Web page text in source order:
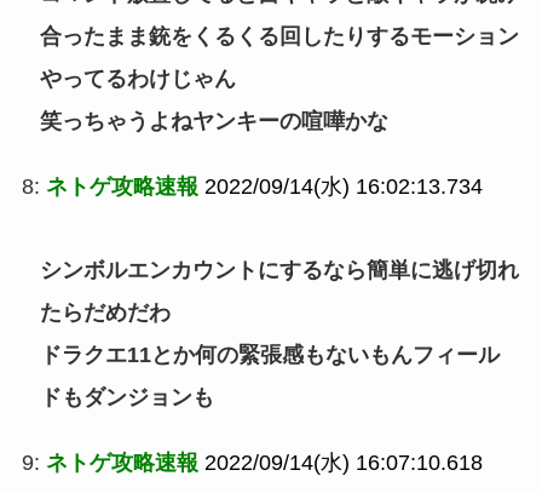
合ったまま銃をくるくる回したりするモーション
やってるわけじゃん
笑っちゃうよねヤンキーの喧嘩かな
8: ネトゲ攻略速報 2022/09/14(水) 16:02:13.734
シンボルエンカウントにするなら簡単に逃げ切れ
たらだめだわ
ドラクエ11とか何の緊張感もないもんフィール
ドもダンジョンも
9: ネトゲ攻略速報 2022/09/14(水) 16:07:10.618